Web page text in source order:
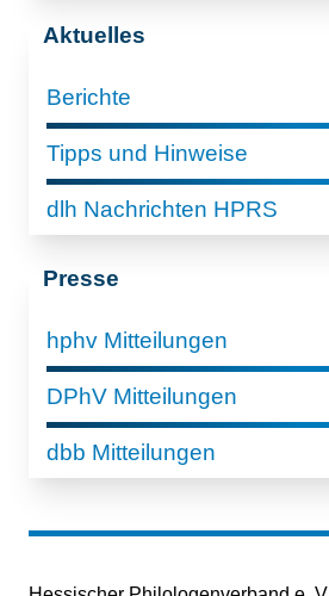
Aktuelles
Berichte
Tipps und Hinweise
dlh Nachrichten HPRS
Presse
hphv Mitteilungen
DPhV Mitteilungen
dbb Mitteilungen